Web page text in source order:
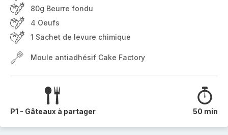
80g Beurre fondu
4 Oeufs
1 Sachet de levure chimique
Moule antiadhésif Cake Factory
P1 - Gâteaux à partager 50 min